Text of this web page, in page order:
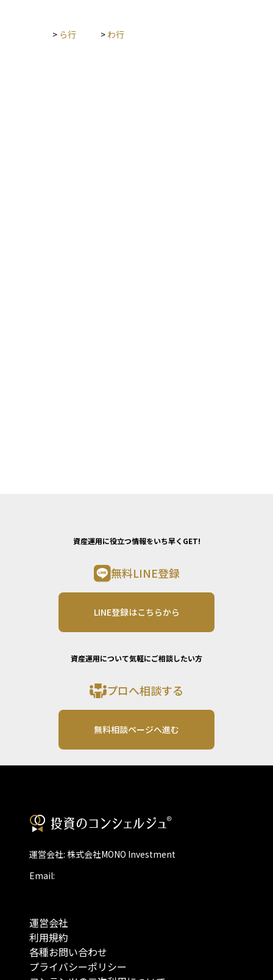
> ら行 > わ行
資産運用に役立つ情報をいち早くGET!
無料LINE登録
LINE登録はこちらから
資産運用について気軽にご相談したい方
プロへ相談する
無料相談ページへ進む
運営会社: 株式会社MONO Investment
Email:
運営会社
利用規約
各種お問い合わせ
プライバシーポリシー